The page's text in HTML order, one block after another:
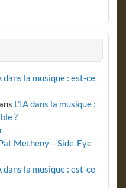
dans la musique : est-ce
L’IA dans la musique :
?
Metheny – Side-Eye
dans la musique : est-ce